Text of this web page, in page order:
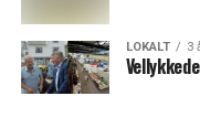
LOKALT 3